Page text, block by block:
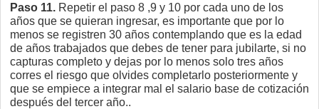
Paso 11. Repetir el paso 8 ,9 y 10 por cada uno de los
años que se quieran ingresar, es importante que por lo
menos se registren 30 años contemplando que es la edad
de años trabajados que debes de tener para jubilarte, si no
capturas completo y dejas por lo menos solo tres años
corres el riesgo que olvides completarlo posteriormente y
que se empiece a integrar mal el salario base de cotización
después del tercer año..